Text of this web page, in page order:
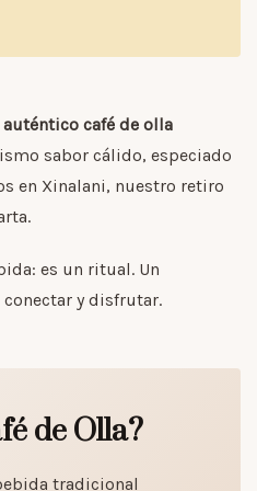
café de olla
sabor cálido, especiado
en Xinalani, nuestro retiro
es un ritual. Un
y disfrutar.
de Olla?
tradicional